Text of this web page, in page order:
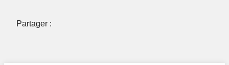
Partager :